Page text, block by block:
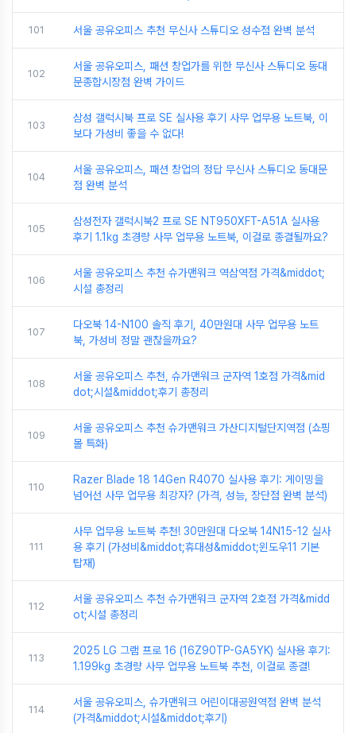
101 서울 공유오피스 추천 무신사 스튜디오 성수점 완벽 분석
102
서울 공유오피스, 패션 창업가를 위한 무신사 스튜디오 동대
문종합시장점 완벽 가이드
103
삼성 갤럭시북 프로 SE 실사용 후기 사무 업무용 노트북, 이
보다 가성비 좋을 수 없다!
104
서울 공유오피스, 패션 창업의 정답 무신사 스튜디오 동대문
점 완벽 분석
105
삼성전자 갤럭시북2 프로 SE NT950XFT-A51A 실사용
후기 1.1kg 초경량 사무 업무용 노트북, 이걸로 종결될까요?
106
서울 공유오피스 추천 슈가맨워크 역삼역점 가격&middot;
시설 총정리
107
다오북 14-N100 솔직 후기, 40만원대 사무 업무용 노트
북, 가성비 정말 괜찮을까요?
108
서울 공유오피스 추천, 슈가맨워크 군자역 1호점 가격&mid
dot;시설&middot;후기 총정리
109
서울 공유오피스 추천 슈가맨워크 가산디지털단지역점 (쇼핑
몰 특화)
110
Razer Blade 18 14Gen R4070 실사용 후기: 게이밍을
넘어선 사무 업무용 최강자? (가격, 성능, 장단점 완벽 분석)
111
사무 업무용 노트북 추천! 30만원대 다오북 14N15-12 실사
용 후기 (가성비&middot;휴대성&middot;윈도우11 기본
탑재)
112
서울 공유오피스 추천 슈가맨워크 군자역 2호점 가격&midd
ot;시설 총정리
113
2025 LG 그램 프로 16 (16Z90TP-GA5YK) 실사용 후기:
1.199kg 초경량 사무 업무용 노트북 추천, 이걸로 종결!
114
서울 공유오피스, 슈가맨워크 어린이대공원역점 완벽 분석
(가격&middot;시설&middot;후기)